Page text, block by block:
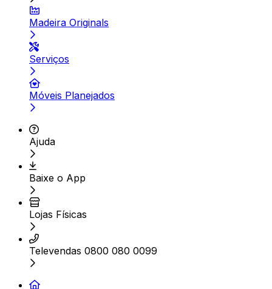
Madeira Originals
Serviços
Móveis Planejados
Ajuda
Baixe o App
Lojas Físicas
Televendas 0800 080 0099